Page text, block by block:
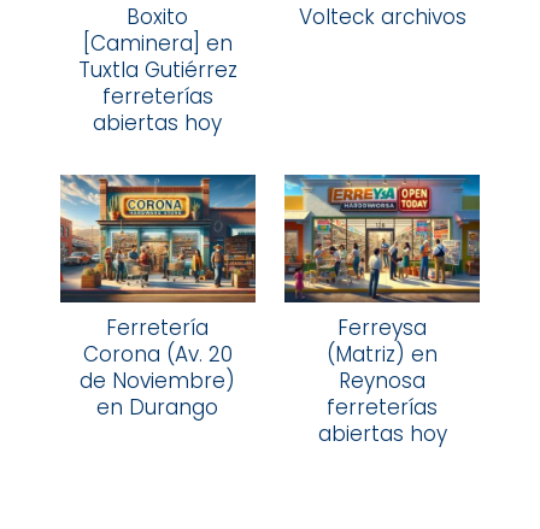
Boxito
[Caminera] en
Tuxtla Gutiérrez
ferreterías
abiertas hoy
Volteck archivos
Ferretería
Corona (Av. 20
de Noviembre)
en Durango
Ferreysa
(Matriz) en
Reynosa
ferreterías
abiertas hoy